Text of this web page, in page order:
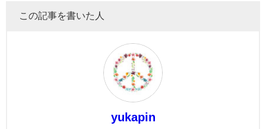
この記事を書いた人
yukapin